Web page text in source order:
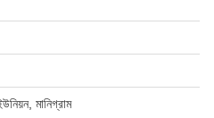
মানিগ্রাম